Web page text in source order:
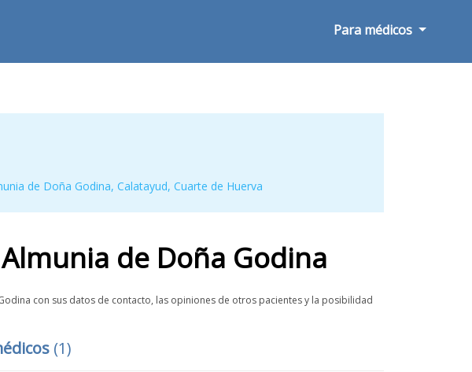
Para médicos
de Doña Godina,Calatayud,Cuarte de Huerva
de Doña Godina
con sus datos de contacto, las opiniones de otros pacientes y la posibilidad
(1)